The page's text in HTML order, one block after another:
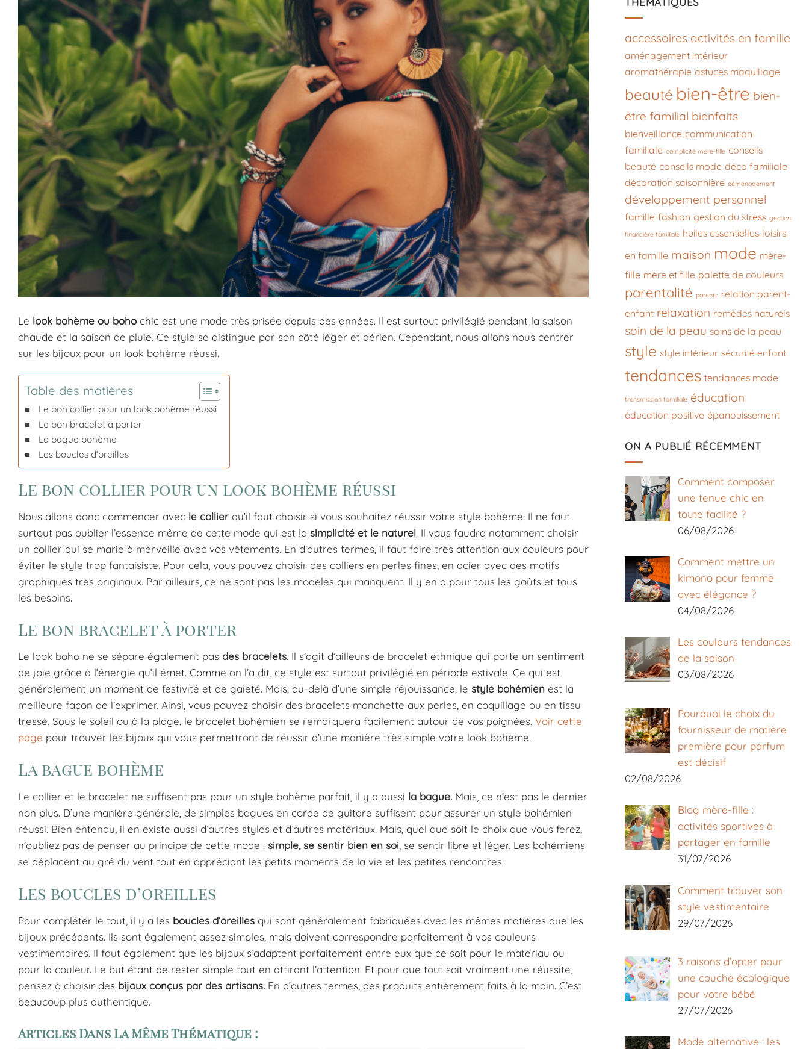
Le look bohème ou boho chic est une mode très prisée depuis des années. Il est surtout privilégié pendant la saison
chaude et la saison de pluie. Ce style se distingue par son côté léger et aérien. Cependant, nous allons nous centrer
sur les bijoux pour un look bohème réussi.
Table des matières
Le bon collier pour un look bohème réussi
Le bon bracelet à porter
La bague bohème
Les boucles d’oreilles
Le bon collier pour un look bohème réussi
Nous allons donc commencer avec le collier qu’il faut choisir si vous souhaitez réussir votre style bohème. Il ne faut
surtout pas oublier l’essence même de cette mode qui est la simplicité et le naturel. Il vous faudra notamment choisir
un collier qui se marie à merveille avec vos vêtements. En d’autres termes, il faut faire très attention aux couleurs pour
éviter le style trop fantaisiste. Pour cela, vous pouvez choisir des colliers en perles fines, en acier avec des motifs
graphiques très originaux. Par ailleurs, ce ne sont pas les modèles qui manquent. Il y en a pour tous les goûts et tous
les besoins.
Le bon bracelet à porter
Le look boho ne se sépare également pas des bracelets. Il s’agit d’ailleurs de bracelet ethnique qui porte un sentiment
de joie grâce à l’énergie qu’il émet. Comme on l’a dit, ce style est surtout privilégié en période estivale. Ce qui est
généralement un moment de festivité et de gaieté. Mais, au-delà d’une simple réjouissance, le style bohémien est la
meilleure façon de l’exprimer. Ainsi, vous pouvez choisir des bracelets manchette aux perles, en coquillage ou en tissu
tressé. Sous le soleil ou à la plage, le bracelet bohémien se remarquera facilement autour de vos poignées. Voir cette
page pour trouver les bijoux qui vous permettront de réussir d’une manière très simple votre look bohème.
La bague bohème
Le collier et le bracelet ne suffisent pas pour un style bohème parfait, il y a aussi la bague. Mais, ce n’est pas le dernier
non plus. D’une manière générale, de simples bagues en corde de guitare suffisent pour assurer un style bohémien
réussi. Bien entendu, il en existe aussi d’autres styles et d’autres matériaux. Mais, quel que soit le choix que vous ferez,
n’oubliez pas de penser au principe de cette mode : simple, se sentir bien en soi , se sentir libre et léger. Les bohémiens
se déplacent au gré du vent tout en appréciant les petits moments de la vie et les petites rencontres.
Les boucles d’oreilles
Pour compléter le tout, il y a les boucles d’oreilles qui sont généralement fabriquées avec les mêmes matières que les
bijoux précédents. Ils sont également assez simples, mais doivent correspondre parfaitement à vos couleurs
vestimentaires. Il faut également que les bijoux s’adaptent parfaitement entre eux que ce soit pour le matériau ou
pour la couleur. Le but étant de rester simple tout en attirant l’attention. Et pour que tout soit vraiment une réussite,
pensez à choisir des bijoux conçus par des artisans. En d’autres termes, des produits entièrement faits à la main. C’est
beaucoup plus authentique.
Articles Dans La Même Thématique :
accessoires activités en famille
aménagement intérieur
aromathérapie astuces maquillage
beauté bien-être bien-
être familial bienfaits
bienveillance communication
familiale complicité mère-fille conseils
beauté conseils mode déco familiale
décoration saisonnière déménagement
développement personnel
famille fashion gestion du stress gestion
financière familiale huiles essentielles loisirs
en famille maison mode mère-
fille mère et fille palette de couleurs
parentalité parents relation parent-
enfant relaxation remèdes naturels
soin de la peau soins de la peau
style style intérieur sécurité enfant
tendances tendances mode
transmission familiale éducation
éducation positive épanouissement
ON A PUBLIÉ RÉCEMMENT
Comment composer
une tenue chic en
toute facilité ?
06/08/2026
Comment mettre un
kimono pour femme
avec élégance ?
04/08/2026
Les couleurs tendances
de la saison
03/08/2026
Pourquoi le choix du
fournisseur de matière
première pour parfum
est décisif
02/08/2026
Blog mère-fille :
activités sportives à
partager en famille
31/07/2026
Comment trouver son
style vestimentaire
29/07/2026
3 raisons d’opter pour
une couche écologique
pour votre bébé
27/07/2026
Mode alternative : les